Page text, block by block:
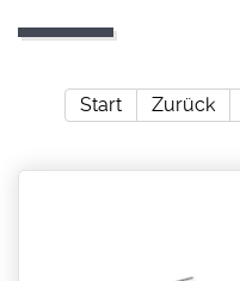
Start Zurück